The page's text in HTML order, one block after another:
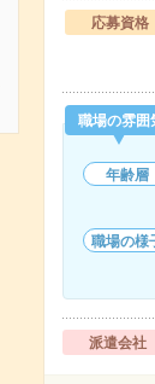
応募資格
職場の雰囲
年齢層
職場の様
派遣会社